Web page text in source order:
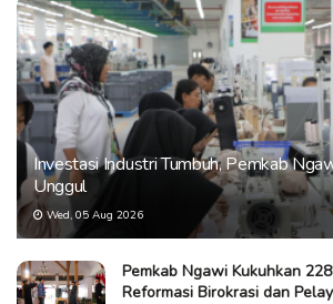
Investasi Industri Tumbuh, Pemkab
Unggul
Wed, 05 Aug 2026
Pemkab Ngawi Kukuhkan
Reformasi Birokrasi dan